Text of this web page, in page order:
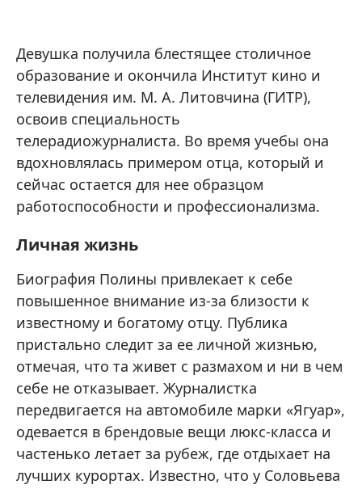
Девушка получила блестящее столичное
образование и окончила Институт кино и
телевидения им. М. А. Литовчина (ГИТР),
освоив специальность
телерадиожурналиста. Во время учебы она
вдохновлялась примером отца, который и
сейчас остается для нее образцом
работоспособности и профессионализма.
Личная жизнь
Биография Полины привлекает к себе
повышенное внимание из-за близости к
известному и богатому отцу. Публика
пристально следит за ее личной жизнью,
отмечая, что та живет с размахом и ни в чем
себе не отказывает. Журналистка
передвигается на автомобиле марки «Ягуар»,
одевается в брендовые вещи люкс-класса и
частенько летает за рубеж, где отдыхает на
лучших курортах. Известно, что у Соловьева